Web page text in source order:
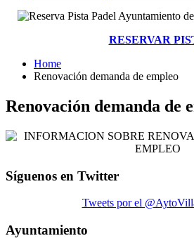
RESERVAR
Home
Renovación demanda de empleo
Renovación demanda de
Síguenos en Twitter
Tweets por el
Ayuntamiento